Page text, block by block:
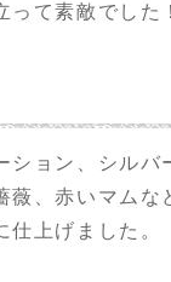
て素敵でした
ション、シルバ
薇、赤いマムな
上げました。